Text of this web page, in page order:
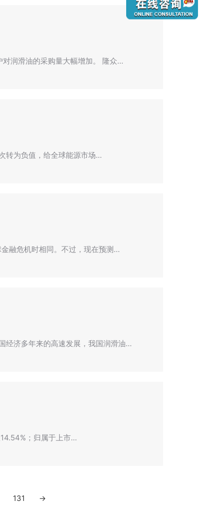
润滑油的采购量大幅增加。 隆众…
转为负值，给全球能源市场…
融危机时相同。不过，现在预测…
经济多年来的高速发展，我国润滑油…
；归属于上市…
131 →